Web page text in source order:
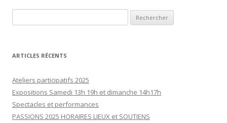
ARTICLES RÉCENTS
Ateliers participatifs 2025
Expositions Samedi 13h 19h et dimanche 14h17h
Spectacles et performances
PASSIONS 2025 HORAIRES LIEUX et SOUTIENS